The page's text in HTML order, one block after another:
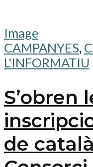
Image
CAMPANYES,
L'INFORMATIU
S’obren
de